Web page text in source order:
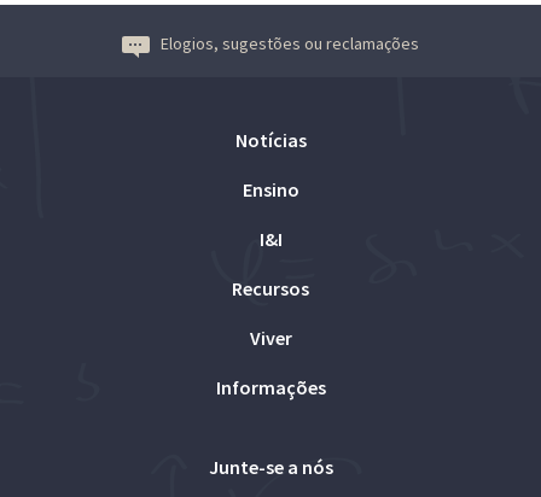
Elogios, sugestões ou reclamações
Notícias
Ensino
I&I
Recursos
Viver
Informações
Junte-se a nós